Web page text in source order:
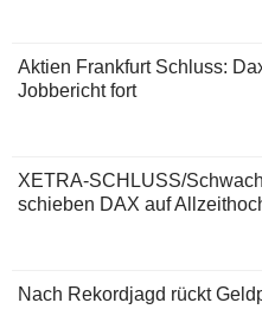
Aktien Frankfurt Schluss:
Jobbericht fort
XETRA-SCHLUSS/
schieben DAX auf
Nach Rekordjagd rückt